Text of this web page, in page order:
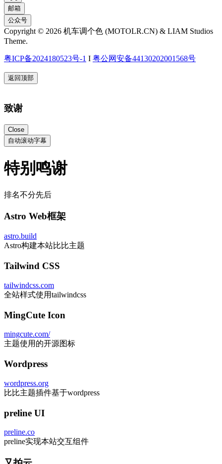
邮箱
公众号
Copyright © 2026 机车调个色 (MOTOLR.CN) & LIAM Studios
Theme.
粤ICP备2024180523号-1 I 粤公网安备44130202001568号
返回顶部
致谢
Close
自动滚动字幕
特别鸣谢
排名不分先后
Astro Web框架
astro.build
Astro构建本站比比主题
Tailwind CSS
tailwindcss.com
全站样式使用tailwindcss
MingCute Icon
mingcute.com/
主题使用的开源图标
Wordpress
wordpress.org
比比主题插件基于wordpress
preline UI
preline.co
preline实现本站交互组件